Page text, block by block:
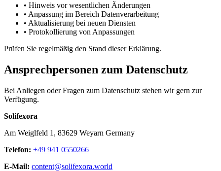
• Hinweis vor wesentlichen Änderungen
• Anpassung im Bereich Datenverarbeitung
• Aktualisierung bei neuen Diensten
• Protokollierung von Anpassungen
Prüfen Sie regelmäßig den Stand dieser Erklärung.
Ansprechpersonen zum Datenschutz
Bei Anliegen oder Fragen zum Datenschutz stehen wir gern zur
Verfügung.
Solifexora
Am Weiglfeld 1, 83629 Weyarn Germany
Telefon: +49 941 0550266
E-Mail: content@solifexora.world